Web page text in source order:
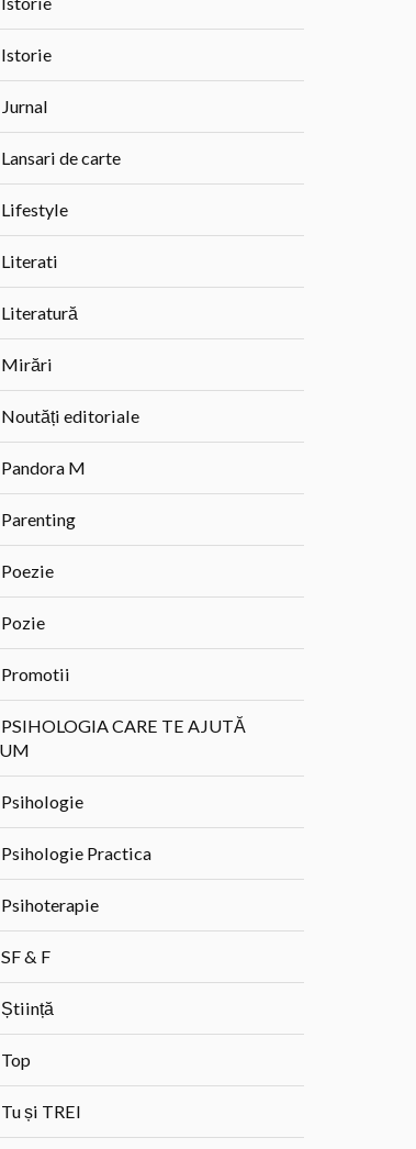
Istorie
Jurnal
Lansari de carte
Lifestyle
Literati
Literatură
Mirări
Noutăți editoriale
Pandora M
Parenting
Poezie
Pozie
Promotii
PSIHOLOGIA CARE TE AJUTĂ
Psihologie
Psihologie Practica
Psihoterapie
SF & F
Știință
Top
Tu și TREI